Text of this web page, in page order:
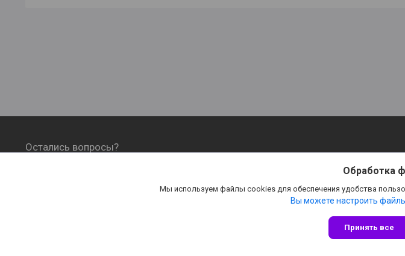
Остались вопросы?
Сайт создан на
Политика
Обработка
Мы используем файлы cookies для обеспечения удобства
Вы можете настроить
Принять все